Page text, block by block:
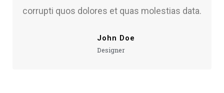
corrupti quos dolores et quas molestias data.
John Doe
Designer